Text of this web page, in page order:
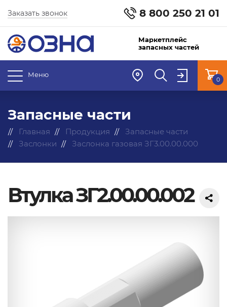
8 800 250 21 01
Заказать звонок
Маркетплейс
запасных частей
Меню
0
Запасные части
Главная Продукция
Запасные части
Заслонки
Заслонка газовая ЗГ3.00.00.000
Втулка ЗГ2.00.00.002